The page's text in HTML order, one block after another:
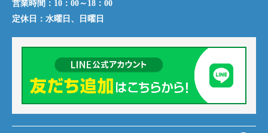
営業時間： 10：00～18：00
定休日： 水曜日、日曜日